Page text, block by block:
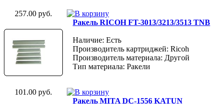
257.00 руб.
Ракель RICOH FT-3013/3213/3513 TNB
Наличие: Есть
Производитель картриджей: Ricoh
Производитель материала: Другой
Тип материала: Ракели
101.00 руб.
Ракель MITA DC-1556 KATUN